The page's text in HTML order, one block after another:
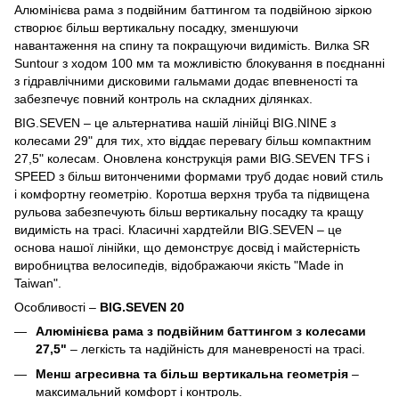
Алюмінієва рама з подвійним баттингом та подвійною зіркою
створює більш вертикальну посадку, зменшуючи
навантаження на спину та покращуючи видимість. Вилка SR
Suntour з ходом 100 мм та можливістю блокування в поєднанні
з гідравлічними дисковими гальмами додає впевненості та
забезпечує повний контроль на складних ділянках.
BIG.SEVEN – це альтернатива нашій лінійці BIG.NINE з
колесами 29" для тих, хто віддає перевагу більш компактним
27,5" колесам. Оновлена конструкція рами BIG.SEVEN TFS і
SPEED з більш витонченими формами труб додає новий стиль
і комфортну геометрію. Коротша верхня труба та підвищена
рульова забезпечують більш вертикальну посадку та кращу
видимість на трасі. Класичні хардтейли BIG.SEVEN – це
основа нашої лінійки, що демонструє досвід і майстерність
виробництва велосипедів, відображаючи якість "Made in
Taiwan".
Особливості – BIG.SEVEN 20
Алюмінієва рама з подвійним баттингом з колесами
27,5" – легкість та надійність для маневреності на трасі.
Менш агресивна та більш вертикальна геометрія –
максимальний комфорт і контроль.